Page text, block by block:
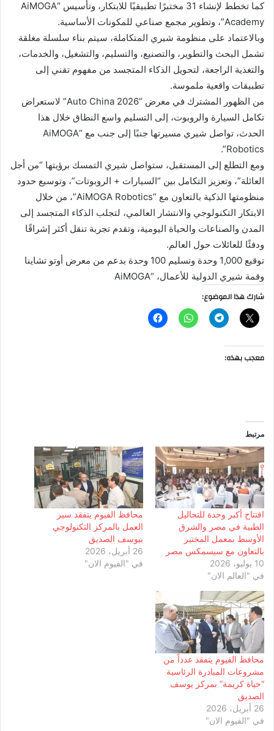
كما تخطط لإنشاء 31 مختبرًا تطبيقيًا للابتكار، وتأسيس “AiMOGA
Academy”، وتطوير مجمع صناعي للمكونات الأساسية.
وبالاعتماد على منظومة شيري المتكاملة، سيتم بناء سلسلة مغلقة
تشمل البحث والتطوير، والتصنيع، والتسليم، والتشغيل، والخدمات،
والتغذية الراجعة، لتحويل الذكاء المتجسد من مفهوم تقني إلى
تطبيقات واقعية ملموسة.
من الظهور المشترك في معرض “Auto China 2026” لاستعراض
تكامل السيارة والروبوت، إلى التسليم واسع النطاق خلال هذا
الحدث، تواصل شيري مسيرتها جنبًا إلى جنب مع “AiMOGA
Robotics”.
ومع التطلع إلى المستقبل، ستواصل شيري التمسك برؤيتها “من أجل
العائلة”، وتعزيز التكامل بين “السيارات + الروبوتات”، وتوسيع حدود
منظومتها الذكية بالتعاون مع “AiMOGA Robotics”، من خلال
الابتكار التكنولوجي والانتشار العالمي، لتجلب الذكاء المتجسد إلى
المدن والصناعات والحياة اليومية، وتقدم تجربة تنقل أكثر إشراقًا
ودفئًا للعائلات حول العالم.
توقيع 1,000 وحدة وتسليم 100 وحدة بدعم من معرض أوتو تشاينا
وقمة شيري الدولية للأعمال، “AiMOGA
شارك هذا الموضوع:
معجب بهذه:
مرتبط
افتتاح أكبر وحدة للتحاليل
الطبية في مصر والشرق
الأوسط بمعمل المختبر
بالتعاون مع سيسمكس مصر
10 يوليو، 2026
في "العالم الان"
محافظ الفيوم يتفقد سير
العمل بالمركز التكنولوجي
بيوسف الصديق
26 أبريل، 2026
في "الفيوم الان"
محافظ الفيوم يتفقد عدداً من
مشروعات المبادرة الرئاسية
“حياة كريمة” بمركز يوسف
الصديق
26 أبريل، 2026
في "الفيوم الان"